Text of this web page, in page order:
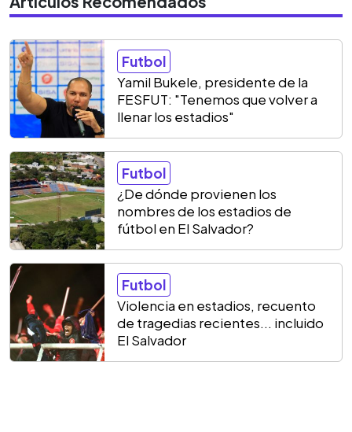
Futbol
Yamil Bukele, presidente de la
FESFUT: "Tenemos que volver a
llenar los estadios"
Futbol
¿De dónde provienen los
nombres de los estadios de
fútbol en El Salvador?
Futbol
Violencia en estadios, recuento
de tragedias recientes... incluido
El Salvador